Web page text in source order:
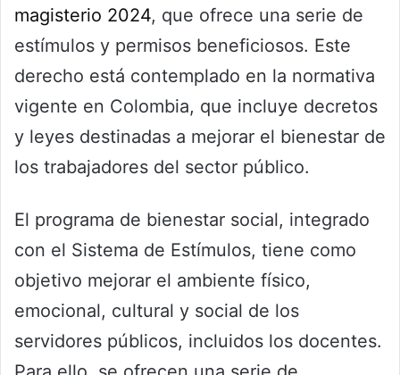
magisterio 2024, que ofrece una serie de
estímulos y permisos beneficiosos. Este
derecho está contemplado en la normativa
vigente en Colombia, que incluye decretos
y leyes destinadas a mejorar el bienestar de
los trabajadores del sector público.
El programa de bienestar social, integrado
con el Sistema de Estímulos, tiene como
objetivo mejorar el ambiente físico,
emocional, cultural y social de los
servidores públicos, incluidos los docentes.